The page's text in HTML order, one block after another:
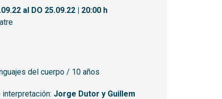
al DO 25.09.22 | 20:00 h
del cuerpo / 10 años
interpretación: Jorge Dutor y Guillem